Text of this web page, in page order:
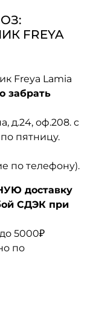
FREYA
Freya Lamia
забрать
д.24, оф.208. с
пятницу.
по телефону).
доставку
СДЭК при
5000₽
по